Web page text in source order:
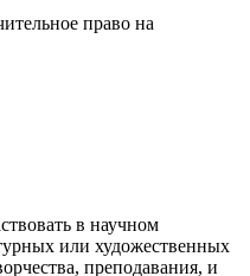
право на
в научном
или художественных
преподавания, и